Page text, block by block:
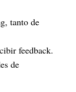
tanto de
feedback.
de